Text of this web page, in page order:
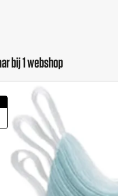
bij 1 webshop